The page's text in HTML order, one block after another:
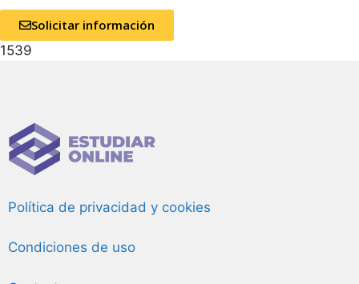
Solicitar información
1539
Política de privacidad y cookies
Condiciones de uso